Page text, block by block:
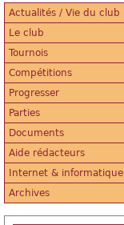
Actualités / Vie du club
Le club
Tournois
Compétitions
Progresser
Parties
Documents
Aide rédacteurs
Internet & informatique
Archives